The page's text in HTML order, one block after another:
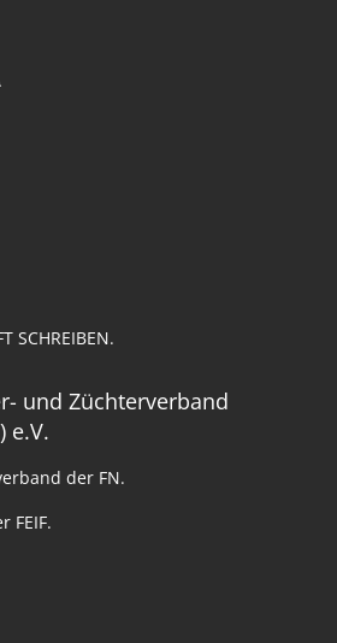
SCHREIBEN.
und Züchterverband
e.V.
der FN.
FEIF.